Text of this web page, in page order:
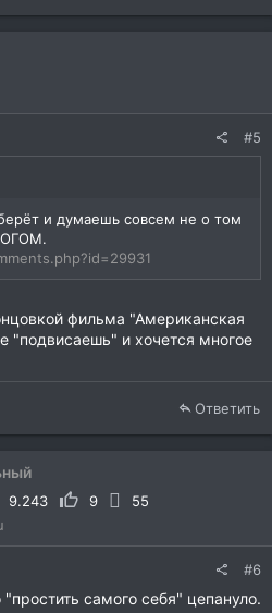
#5
и думаешь совсем не о том
фильма "Американская
"подвисаешь" и хочется многое
Ответить
9.243 9
55
#6
самого себя" цепануло.